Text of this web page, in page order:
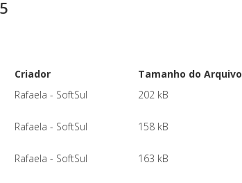
Criador Tamanho do Arquivo
Rafaela - SoftSul 202 kB
Rafaela - SoftSul 158 kB
Rafaela - SoftSul 163 kB